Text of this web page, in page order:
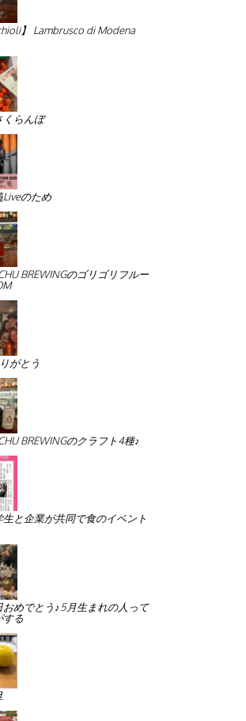
】 Lambrusco di Modena
くらんぼ
Liveのため
BREWINGのゴリゴリフルー
がとう
BREWINGのクラフト4種♪
生と企業が共同で食のイベント
おめでとう♪5月生まれの人って
する